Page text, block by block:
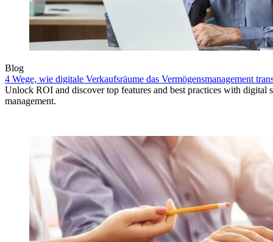
Blog
4 Wege, wie digitale Verkaufsräume das Vermögensmanagement
Unlock ROI and discover top features and best practices with digital
management.